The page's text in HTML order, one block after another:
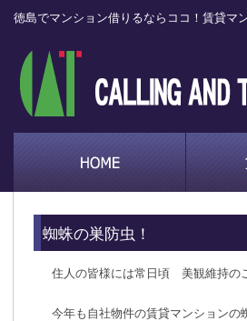
徳島でマンション借りるならココ！賃貸マ
蜘蛛の巣防虫！
住人の皆様には常日頃 美観維持の
今年も自社物件の賃貸マンション